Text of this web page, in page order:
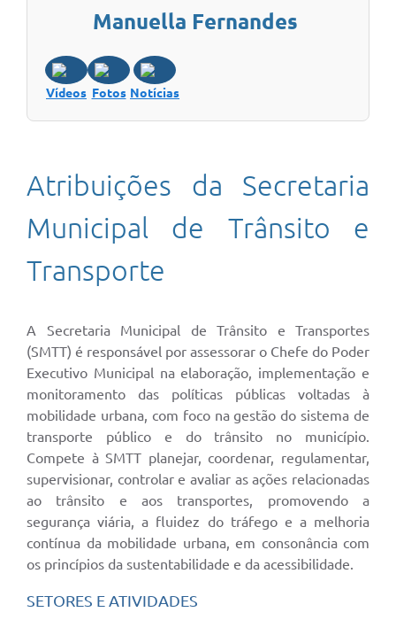
Manuella Fernandes
Vídeos Fotos Notícias
Atribuições da Secretaria
Municipal de Trânsito e
Transporte
A Secretaria Municipal de Trânsito e Transportes
(SMTT) é responsável por assessorar o Chefe do Poder
Executivo Municipal na elaboração, implementação e
monitoramento das políticas públicas voltadas à
mobilidade urbana, com foco na gestão do sistema de
transporte público e do trânsito no município.
Compete à SMTT planejar, coordenar, regulamentar,
supervisionar, controlar e avaliar as ações relacionadas
ao trânsito e aos transportes, promovendo a
segurança viária, a fluidez do tráfego e a melhoria
contínua da mobilidade urbana, em consonância com
os princípios da sustentabilidade e da acessibilidade.
SETORES E ATIVIDADES